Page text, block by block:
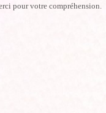
pour votre compréhension.